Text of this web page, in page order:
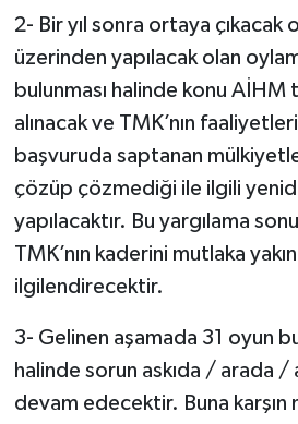
2- Bir yıl sonra ortaya çıkacak
üzerinden yapılacak olan
bulunması halinde konu AİHM
alınacak ve TMK’nın
başvuruda saptanan
çözüp çözmediği ile ilgili
yapılacaktır. Bu yargılama
TMK’nın kaderini mutlaka
ilgilendirecektir.
3- Gelinen aşamada 31 oyun
halinde sorun askıda / arada /
devam edecektir. Buna karşın